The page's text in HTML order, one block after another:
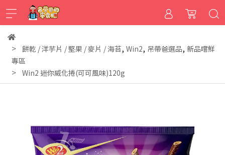
餅乾 / 洋芋片 / 堅果 / 麥片 / 海苔, Win2, 吊帶爸選品, 新品嚐鮮
專區
Win2 迷你威化捲(可可風味)120g